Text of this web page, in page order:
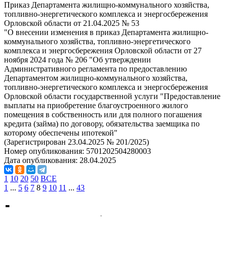
Приказ Департамента жилищно-коммунального хозяйства,
топливно-энергетического комплекса и энергосбережения
Орловской области от 21.04.2025 № 53
"О внесении изменения в приказ Департамента жилищно-
коммунального хозяйства, топливно-энергетического
комплекса и энергосбережения Орловской области от 27
ноября 2024 года № 206 "Об утверждении
Административного регламента по предоставлению
Департаментом жилищно-коммунального хозяйства,
топливно-энергетического комплекса и энергосбережения
Орловской области государственной услуги "Предоставление
выплаты на приобретение благоустроенного жилого
помещения в собственность или для полного погашения
кредита (займа) по договору, обязательства заемщика по
которому обеспечены ипотекой"
(Зарегистрирован 23.04.2025 № 201/2025)
Номер опубликования: 5701202504280003
Дата опубликования: 28.04.2025
1 10 20 50 ВСЕ
1 ... 5 6 7 8 9 10 11 ... 43